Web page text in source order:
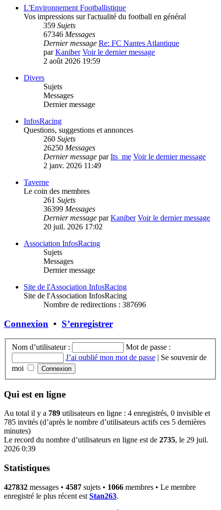
L'Environnement Footballistique
Vos impressions sur l'actualité du football en général
359 Sujets
67346 Messages
Dernier message Re: FC Nantes Atlantique
parKaniber Voir le dernier message
2 août 2026 19:59
Divers
Sujets
Messages
Dernier message
InfosRacing
Questions, suggestions et annonces
260 Sujets
26250 Messages
Dernier message parIts_me Voir le dernier message
2 janv. 2026 11:49
Taverne
Le coin des membres
261 Sujets
36399 Messages
Dernier message parKaniber Voir le dernier message
20 juil. 2026 17:02
Association InfosRacing
Sujets
Messages
Dernier message
Site de l'Association InfosRacing
Site de l'Association InfosRacing
Nombre de redirections : 387696
Connexion • S’enregistrer
Nom d’utilisateur :
Mot de passe :
J’ai oublié mon mot de passe | Se souvenir de
moi
Qui est en ligne
Au total il y a 789 utilisateurs en ligne : 4 enregistrés, 0 invisible et
785 invités (d’après le nombre d’utilisateurs actifs ces 5 dernières
minutes)
Le record du nombre d’utilisateurs en ligne est de 2735, le 29 juil.
2026 0:39
Statistiques
427832 messages • 4587 sujets • 1066 membres • Le membre
enregistré le plus récent est Stan263.